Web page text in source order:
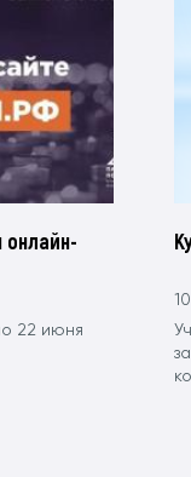
онлайн-
22 июня